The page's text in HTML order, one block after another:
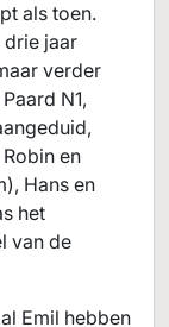
als toen.
drie jaar
verder
N1,
en
Hans en
het
van de
Emil hebben